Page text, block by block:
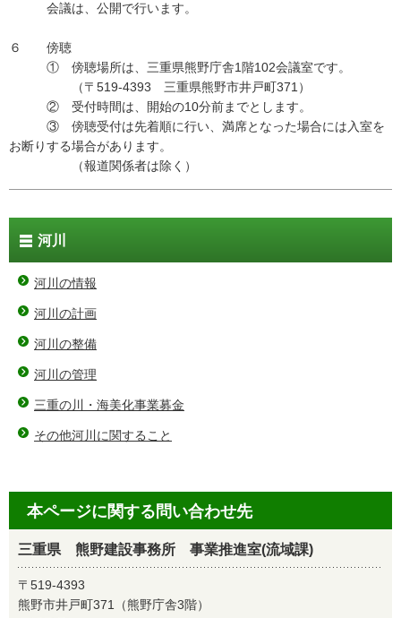
会議は、公開で行います。
６ 傍聴
① 傍聴場所は、三重県熊野庁舎1階102会議室です。
（〒519-4393 三重県熊野市井戸町371）
② 受付時間は、開始の10分前までとします。
③ 傍聴受付は先着順に行い、満席となった場合には入室を
お断りする場合があります。
（報道関係者は除く）
河川
河川の情報
河川の計画
河川の整備
河川の管理
三重の川・海美化事業募金
その他河川に関すること
本ページに関する問い合わせ先
三重県 熊野建設事務所 事業推進室(流域課)
〒519-4393
熊野市井戸町371（熊野庁舎3階）